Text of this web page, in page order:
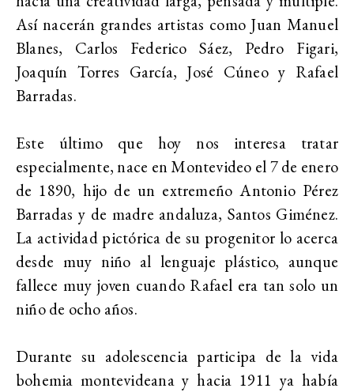
Así nacerán grandes artistas como Juan Manuel
Blanes, Carlos Federico Sáez, Pedro Figari,
Joaquín Torres García, José Cúneo y Rafael
Barradas.
Este último que hoy nos interesa tratar
especialmente, nace en Montevideo el 7 de enero
de 1890, hijo de un extremeño Antonio Pérez
Barradas y de madre andaluza, Santos Giménez.
La actividad pictórica de su progenitor lo acerca
desde muy niño al lenguaje plástico, aunque
fallece muy joven cuando Rafael era tan solo un
niño de ocho años.
Durante su adolescencia participa de la vida
bohemia montevideana y hacia 1911 ya había